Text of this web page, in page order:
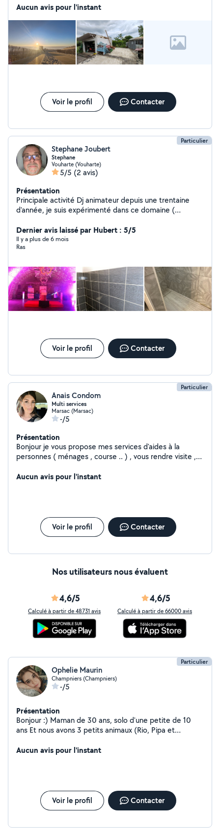
meubles ou encombrants, la livraisons, le jardinage,
ou immoblier. Je peux également sous condition et
suivant disponibilité faire des soins et massages
relaxant.
Aucun avis pour l'instant
Voir le profil Contacter
Particulier
Stephane Joubert
Stephane
Vouharte (Vouharte)
5/5 (2 avis)
Présentation
Principale activité Dj animateur depuis une trentaine
d'année, je suis expérimenté dans ce domaine (
Rendre service Aime le bricolage Compétence en
électricité, pose de Placo, peinture
Dernier avis laissé par Hubert : 5/5
Il y a plus de 6 mois
Ras
Voir le profil Contacter
Particulier
Anais Condom
Multi services
Marsac (Marsac)
-/5
Présentation
Bonjour je vous propose mes services d'aides à la
personnes ( ménages , course .. ) , vous rendre visite ,
Aucun avis pour l'instant
Voir le profil Contacter
Nos utilisateurs nous évaluent
4,6/5
Calculé à partir de 48731 avis
4,6/5
Calculé à partir de 66000 avis
Particulier
Ophelie Maurin
Champniers (Champniers)
-/5
Présentation
Bonjour :) Maman de 30 ans, solo d'une petite de 10
ans Et nous avons 3 petits animaux (Rio, Pipa et
Aucun avis pour l'instant
Voir le profil Contacter